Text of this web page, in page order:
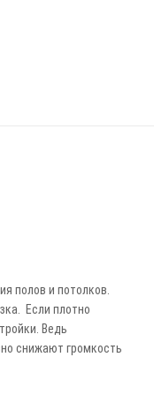
полов и потолков.
Если плотно
Ведь
снижают громкость